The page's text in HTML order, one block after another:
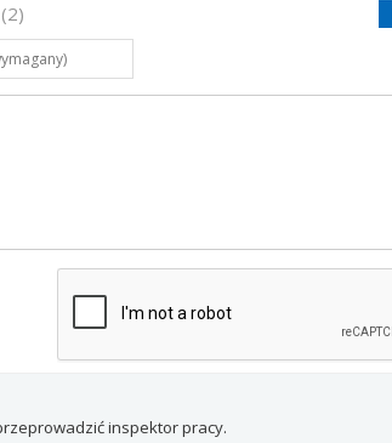
(2)
inspektor pracy.